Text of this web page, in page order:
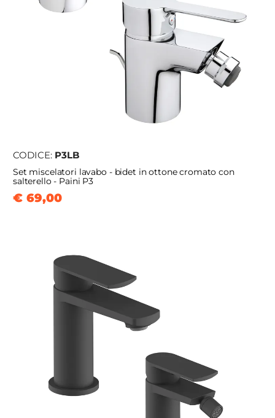
CODICE: P3LB
Set miscelatori lavabo - bidet in ottone cromato con
salterello - Paini P3
€ 69,00